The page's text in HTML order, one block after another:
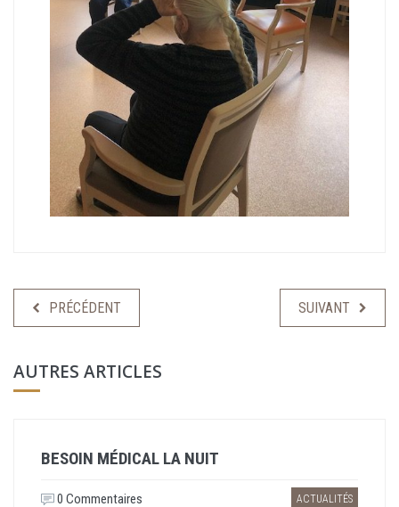
PRÉCÉDENT SUIVANT
AUTRES ARTICLES
BESOIN MÉDICAL LA NUIT
ACTUALITÉS
0 Commentaires